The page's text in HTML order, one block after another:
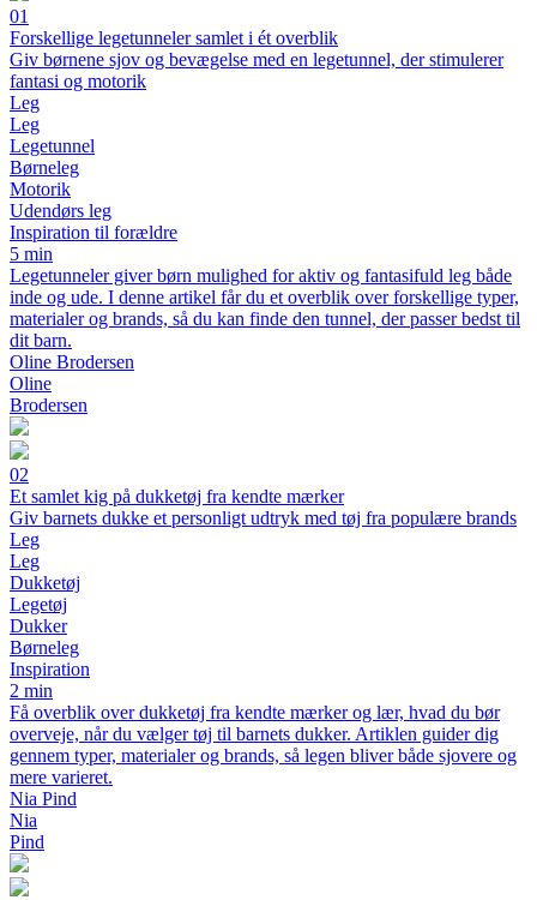
01
Forskellige legetunneler samlet i ét overblik
Giv børnene sjov og bevægelse med en legetunnel, der stimulerer
fantasi og motorik
Leg
Leg
Legetunnel
Børneleg
Motorik
Udendørs leg
Inspiration til forældre
5 min
Legetunneler giver børn mulighed for aktiv og fantasifuld leg både
inde og ude. I denne artikel får du et overblik over forskellige typer,
materialer og brands, så du kan finde den tunnel, der passer bedst til
dit barn.
Oline Brodersen
Oline
Brodersen
02
Et samlet kig på dukketøj fra kendte mærker
Giv barnets dukke et personligt udtryk med tøj fra populære brands
Leg
Leg
Dukketøj
Legetøj
Dukker
Børneleg
Inspiration
2 min
Få overblik over dukketøj fra kendte mærker og lær, hvad du bør
overveje, når du vælger tøj til barnets dukker. Artiklen guider dig
gennem typer, materialer og brands, så legen bliver både sjovere og
mere varieret.
Nia Pind
Nia
Pind